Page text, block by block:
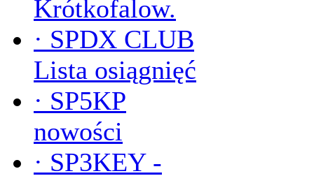
Krótkofalow.
· SPDX CLUB
Lista osiągnięć
· SP5KP
nowości
· SP3KEY -